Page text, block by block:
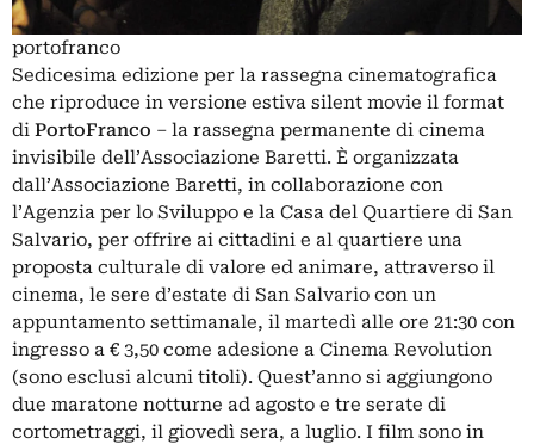
portofranco
Sedicesima edizione per la rassegna cinematografica
che riproduce in versione estiva silent movie il format
di PortoFranco – la rassegna permanente di cinema
invisibile dell’Associazione Baretti. È organizzata
dall’Associazione Baretti, in collaborazione con
l’Agenzia per lo Sviluppo e la Casa del Quartiere di San
Salvario, per offrire ai cittadini e al quartiere una
proposta culturale di valore ed animare, attraverso il
cinema, le sere d’estate di San Salvario con un
appuntamento settimanale, il martedì alle ore 21:30 con
ingresso a € 3,50 come adesione a Cinema Revolution
(sono esclusi alcuni titoli). Quest’anno si aggiungono
due maratone notturne ad agosto e tre serate di
cortometraggi, il giovedì sera, a luglio. I film sono in